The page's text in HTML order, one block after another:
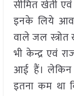
सीमित खेती
इनके लिये
वाले जल
भी केन्द्र एवं
आई हैं। लेकिन
इतना कम था